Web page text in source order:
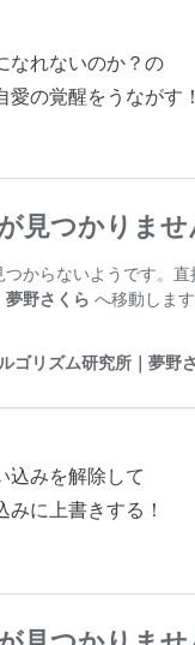
なれないのか？の
愛の覚醒をうながす！
込みを解除して
みに上書きする！